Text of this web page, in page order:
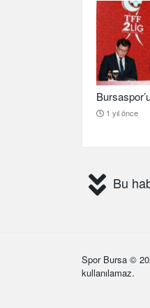
1 yıl önce
Bu
Spor Bursa ©
kullanılamaz.